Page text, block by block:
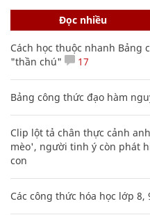
Đọc nhiều
Cách học thuộc nhanh
"thần chú"
17
Bảng công thức đạo hàm
Clip lột tả chân thực cảnh
mèo', người tinh ý còn phát
con
Các công thức hóa học lớp